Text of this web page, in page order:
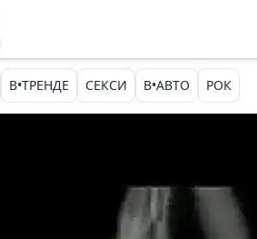
В•ТРЕНДЕ СЕКСИ В•АВТО РОК